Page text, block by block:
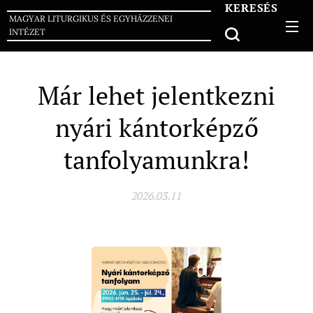
MAGYAR LITURGIKUS ÉS EGYHÁZZENEI
INTÉZET
KERESÉS
Már lehet jelentkezni
nyári kántorképző
tanfolyamunkra!
2026.03.11